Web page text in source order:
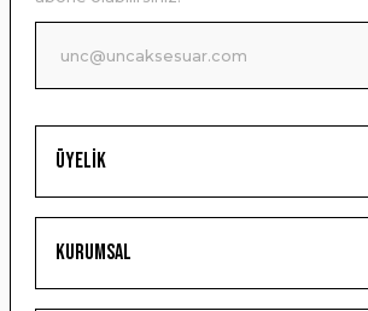
Ürün fiyatı diğer sitelerden daha pahalı.
Bu ürüne benzer farklı alternatifler olmalı.
Gönder
Üyelik
Kurumsal